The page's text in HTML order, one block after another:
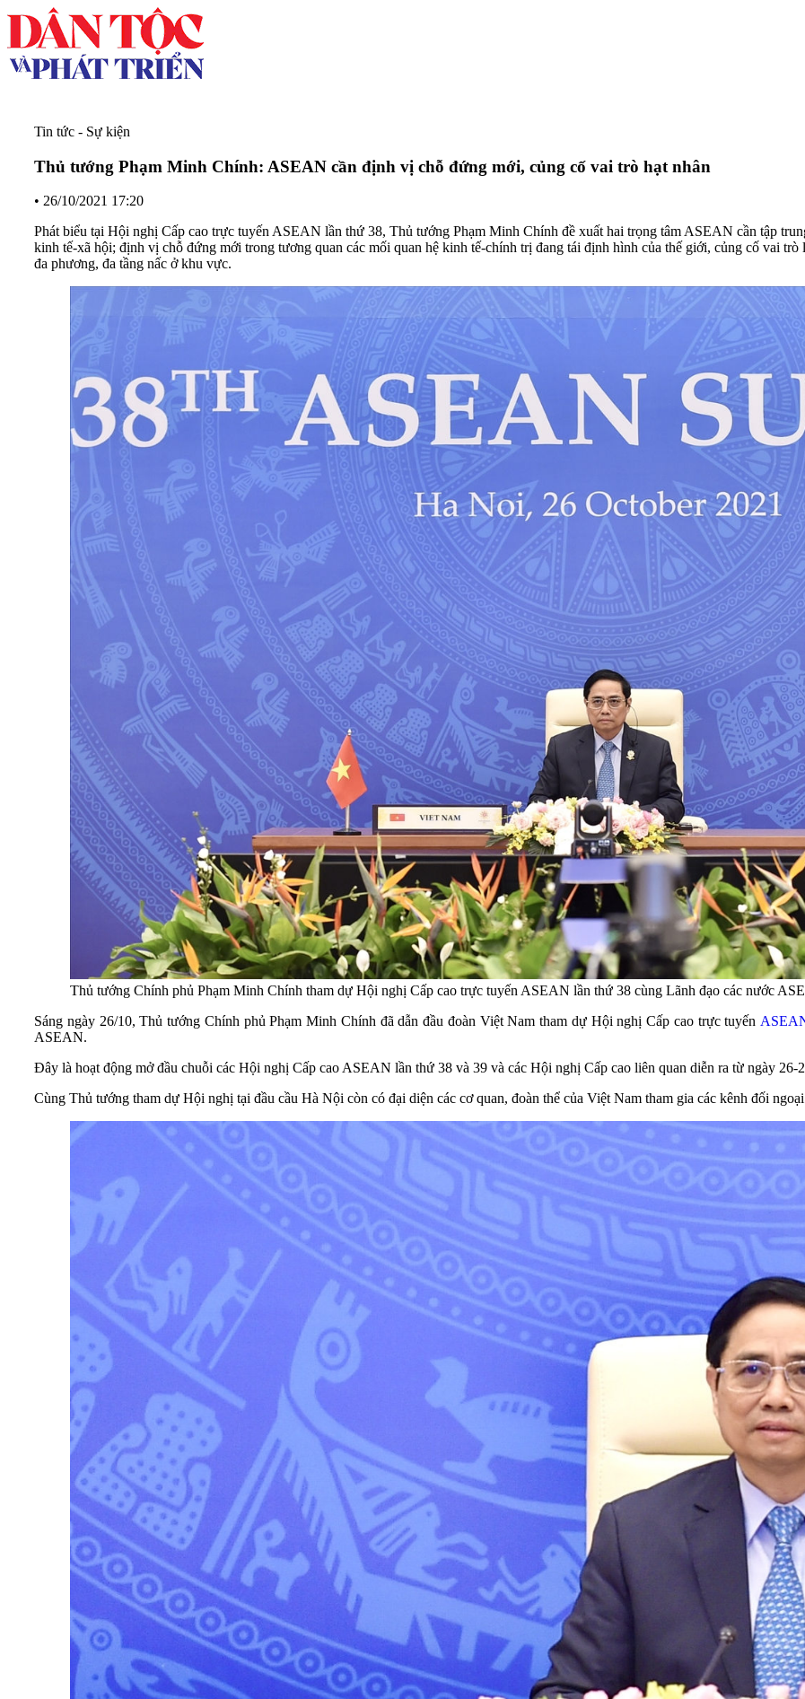
Tin tức - Sự kiện
Thủ tướng Phạm Minh Chính: ASEAN cần định vị chỗ đứng mới, củng cố vai trò hạt nhân
• 26/10/2021 17:20
Phát biểu tại Hội nghị Cấp cao trực tuyến ASEAN lần thứ 38, Thủ tướng Phạm Minh Chính đề xuất hai trọng tâm ASEAN cần tập
kinh tế-xã hội; định vị chỗ đứng mới trong tương quan các mối quan hệ kinh tế-chính trị đang tái định hình của thế giới, củng cố vai
đa phương, đa tầng nấc ở khu vực.
Thủ tướng Chính phủ Phạm Minh Chính tham dự Hội nghị Cấp cao trực tuyến ASEAN lần thứ 38 cùng Lãnh đạo các nước
Sáng ngày 26/10, Thủ tướng Chính phủ Phạm Minh Chính đã dẫn đầu đoàn Việt Nam tham dự Hội nghị Cấp cao trực tuyến
ASEAN.
Đây là hoạt động mở đầu chuỗi các Hội nghị Cấp cao ASEAN lần thứ 38 và 39 và các Hội nghị Cấp cao liên quan diễn ra từ ngày 26-
Cùng Thủ tướng tham dự Hội nghị tại đầu cầu Hà Nội còn có đại diện các cơ quan, đoàn thể của Việt Nam tham gia các kênh đối